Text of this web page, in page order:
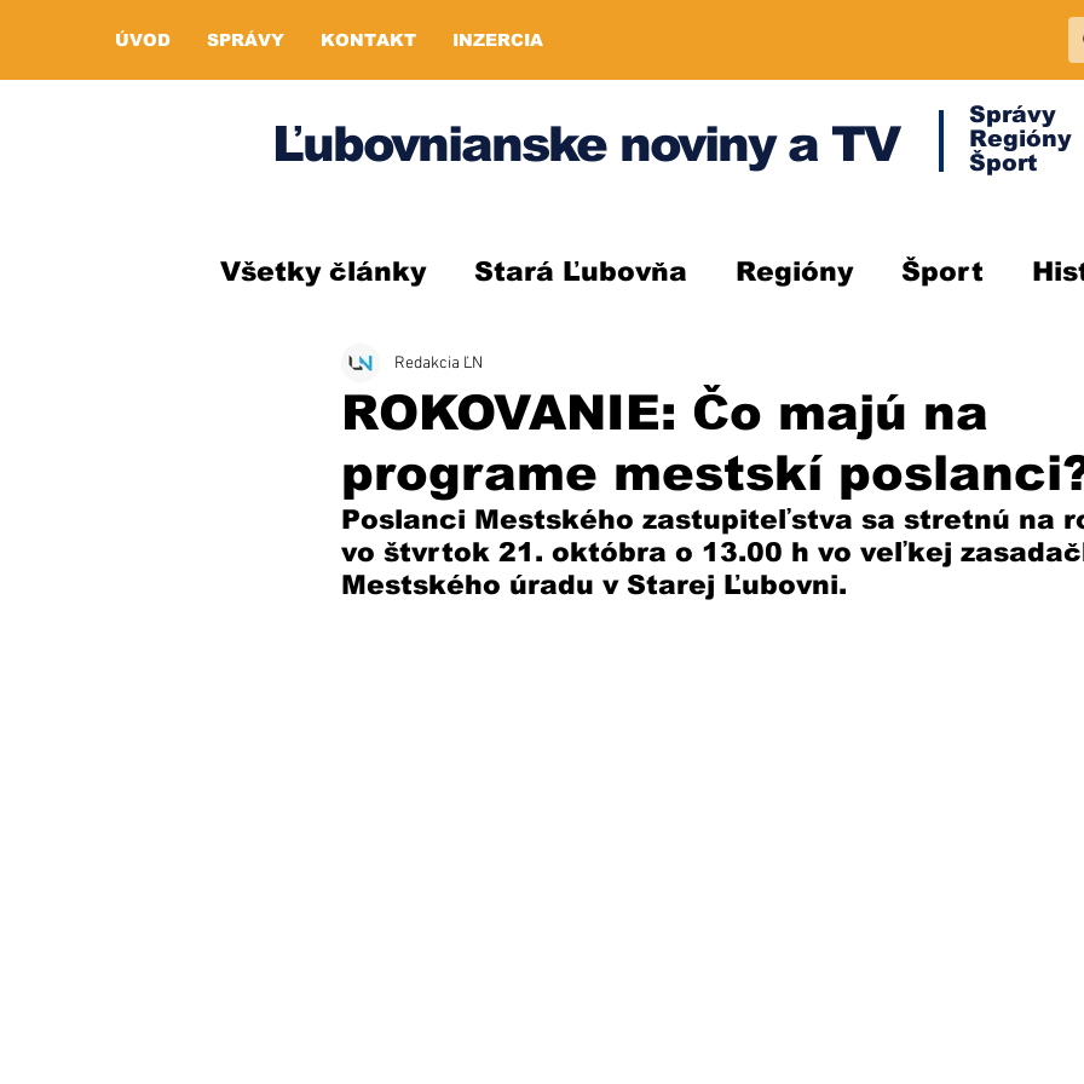
ÚVOD SPRÁVY KONTAKT INZERCIA
Ľubovnianske noviny a TV
Správy
Regióny
Šport
Všetky články Stará Ľubovňa Regióny Šport
ROKOVANIE: Čo majú na
programe mestskí
Redakcia ĽN
Poslanci Mestského zastupiteľstva sa stretnú na
vo štvrtok 21. októbra o 13.00 h vo veľkej
Mestského úradu v Starej Ľubovni.